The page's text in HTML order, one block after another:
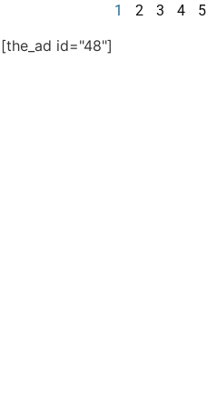
1 2 3 4 5
[the_ad id="48"]